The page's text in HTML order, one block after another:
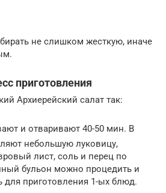
не слишком жесткую, иначе
приготовления
Архиерейский салат так:
и отваривают 40-50 мин. В
небольшую луковицу,
лист, соль и перец по
бульон можно процедить и
для приготовления 1-ых блюд.